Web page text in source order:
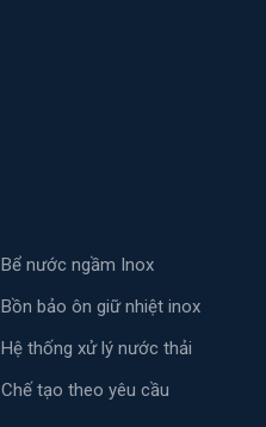
Bể nước ngầm Inox
Bồn bảo ôn giữ nhiệt inox
Hệ thống xử lý nước thải
Chế tạo theo yêu cầu